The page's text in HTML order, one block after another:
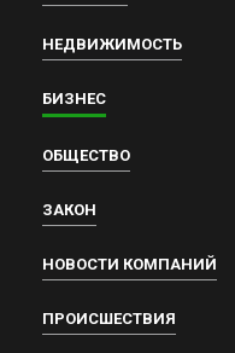
НЕДВИЖИМОСТЬ
БИЗНЕС
ОБЩЕСТВО
ЗАКОН
НОВОСТИ КОМПАНИЙ
ПРОИСШЕСТВИЯ